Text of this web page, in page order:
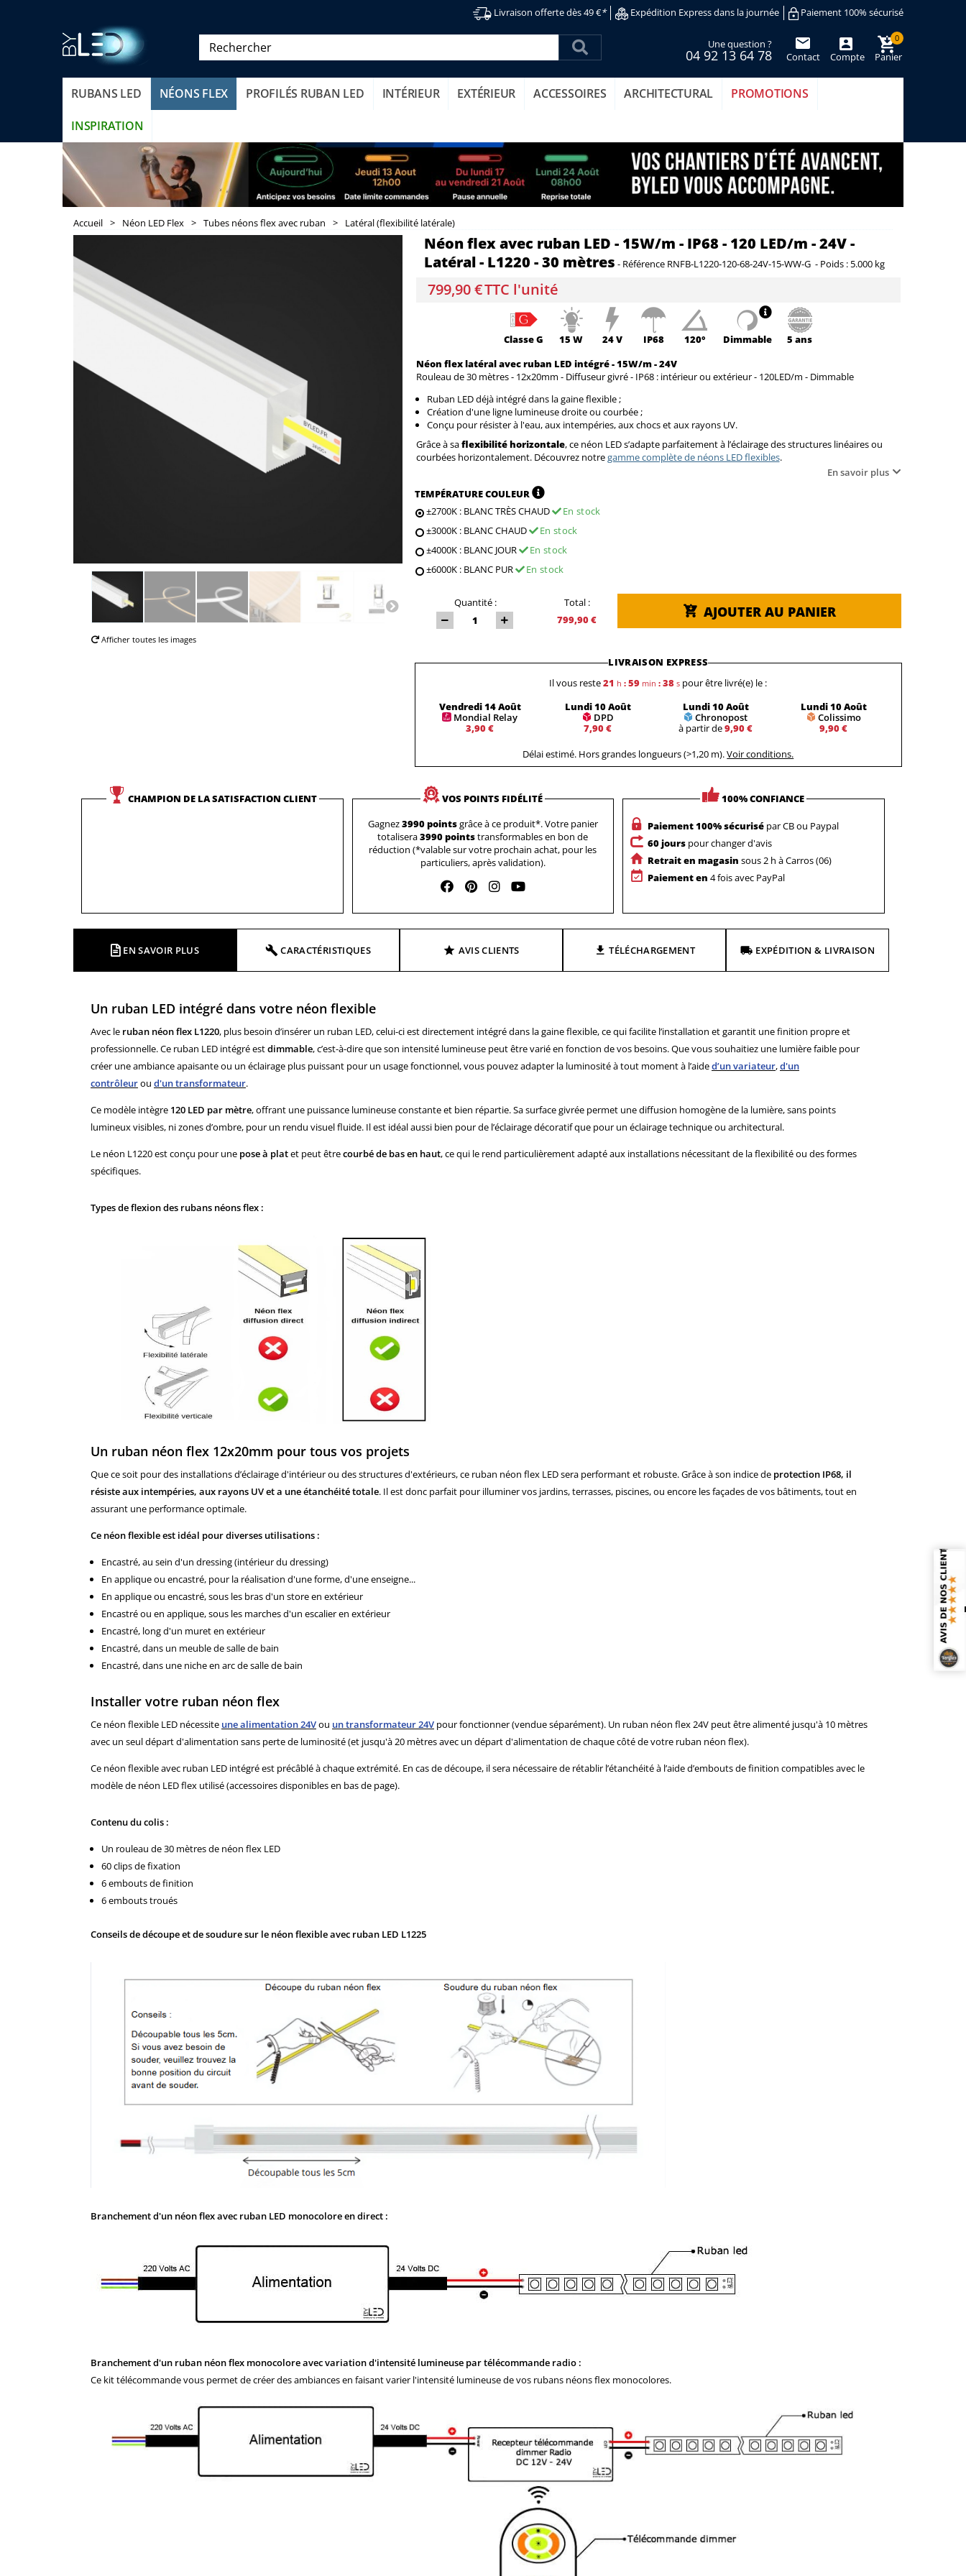
Livraison offerte dès 49 €* Expédition Express dans la journée Paiement 100% sécurisé
Panier
0
Compte
Contact
Une question ?
04 92 13 64 78
RUBANS LED NÉONS FLEX PROFILÉS RUBAN LED INTÉRIEUR EXTÉRIEUR ACCESSOIRES ARCHITECTURAL PROMOTIONS
INSPIRATION
Accueil > Néon LED Flex > Tubes néons flex avec ruban > Latéral (flexibilité latérale)
Afficher toutes les images
Néon flex avec ruban LED - 15W/m - IP68 - 120 LED/m - 24V -
Latéral - L1220 - 30 mètres - Référence RNFB-L1220-120-68-24V-15-WW-G - Poids : 5.000 kg
799,90 €TTC l'unité
ClasseG 15 W 24 V IP68 120° Dimmable
5 ans
Néon flex latéral avec ruban LED intégré - 15W/m - 24V
Rouleau de 30 mètres - 12x20mm - Diffuseur givré - IP68 : intérieur ou extérieur - 120LED/m - Dimmable
Ruban LED déjà intégré dans la gaine flexible ;
Création d'une ligne lumineuse droite ou courbée ;
Conçu pour résister à l'eau, aux intempéries, aux chocs et aux rayons UV.
Grâce à saflexibilité horizontale, ce néon LED s’adapte parfaitement à l’éclairage des structures linéaires ou
courbées horizontalement. Découvrez notregamme complète de néons LED flexibles.
En savoir plus
TEMPÉRATURE COULEUR
±2700K : BLANC TRÈS CHAUD
En stock
±3000K : BLANC CHAUD
En stock
±4000K : BLANC JOUR
En stock
±6000K : BLANC PUR
En stock
Quantité :
Total :
799,90 €
AJOUTER AU PANIER
LIVRAISON EXPRESS
Il vous reste21 h : 59 min : 37 s pour être livré(e) le :
Vendredi 14 Août
Mondial Relay
3,90 €
Lundi 10 Août
DPD
7,90 €
Lundi 10 Août
Chronopost
à partir de9,90 €
Lundi 10 Août
Colissimo
9,90 €
Délai estimé. Hors grandes longueurs (>1,20 m).Voir conditions.
CHAMPION DE LA SATISFACTION CLIENT
VOS POINTS FIDÉLITÉ
Gagnez3990 pointsgrâce à ce produit*. Votre panier
totalisera3990 pointstransformables en bon de
réduction (*valable sur votre prochain achat, pour les
particuliers, après validation).
100% CONFIANCE
Paiement 100% sécurisépar CB ou Paypal
60 jourspour changer d'avis
Retrait en magasin sous 2 h à Carros (06)
Paiement en 4 fois avec PayPal
EN SAVOIR PLUS CARACTÉRISTIQUES AVIS CLIENTS TÉLÉCHARGEMENT EXPÉDITION & LIVRAISON
Un ruban LED intégré dans votre néon flexible
Avec le ruban néon flex L1220, plus besoin d’insérer un ruban LED, celui-ci est directement intégré dans la gaine flexible, ce qui facilite l’installation et garantit une finition propre et
professionnelle. Ce ruban LED intégré estdimmable, c’est-à-dire que son intensité lumineuse peut être varié en fonction de vos besoins. Que vous souhaitiez une lumière faible pour
créer une ambiance apaisante ou un éclairage plus puissant pour un usage fonctionnel, vous pouvez adapter la luminosité à tout moment à l’aided’unvariateur,d'un
contrôleurou d'un transformateur.
Ce modèle intègre 120 LED par mètre, offrant une puissance lumineuse constante et bien répartie. Sa surface givrée permet une diffusion homogène de la lumière, sans points
lumineux visibles, ni zones d’ombre, pour un rendu visuel fluide. Il est idéal aussi bien pour de l’éclairage décoratif que pour un éclairage technique ou architectural.
Le néon L1220 est conçu pour une pose à platet peut êtrecourbé de bas en haut, ce qui le rend particulièrement adapté aux installations nécessitant de la flexibilité ou des formes
spécifiques.
Types de flexion des rubans néons flex :
Un ruban néon flex 12x20mm pour tous vos projets
Que ce soit pour des installations d’éclairage d'intérieur ou des structures d'extérieurs, ce ruban néon flex LED sera performant et robuste. Grâce à son indice de protection IP68, il
résiste aux intempéries, aux rayons UV et a une étanchéité totale. Il est donc parfait pour illuminer vos jardins, terrasses, piscines, ou encore les façades de vos bâtiments, tout en
assurant une performance optimale.
Ce néon flexible est idéal pour diverses utilisations :
Encastré, au sein d'un dressing (intérieur du dressing)
En applique ou encastré, pour la réalisation d'une forme, d'une enseigne...
En applique ou encastré, sous les bras d'un store en extérieur
Encastré ou en applique, sous les marches d'un escalier en extérieur
Encastré, long d'un muret en extérieur
Encastré, dans un meuble de salle de bain
Encastré, dans une niche en arc de salle de bain
Installer votre ruban néon flex
Ce néon flexible LED nécessite unealimentation 24Vou un transformateur 24V pour fonctionner (vendue séparément). Un ruban néon flex 24V peut être alimenté jusqu'à 10 mètres
avec un seul départ d'alimentation sans perte de luminosité (et jusqu'à 20 mètres avec un départ d'alimentation de chaque côté de votre ruban néon flex).
Ce néon flexible avec ruban LED intégré est précâblé à chaque extrémité. En cas de découpe, il sera nécessaire de rétablir l’étanchéité à l’aide d’embouts de finition compatibles avec le
modèle de néon LED flex utilisé (accessoires disponibles en bas de page).
Contenu du colis :
Un rouleau de 30 mètres de néon flex LED
60 clips de fixation
6 embouts de finition
6 embouts troués
Conseils de découpe et de soudure sur le néon flexible avec ruban LED L1225
Branchement d'un néon flex avec ruban LED monocolore en direct :
Branchement d'un ruban néon flex monocolore avec variation d'intensité lumineuse par télécommande radio :
Ce kit télécommande vous permet de créer des ambiances en faisant varier l'intensité lumineuse de vos rubans néons flex monocolores.